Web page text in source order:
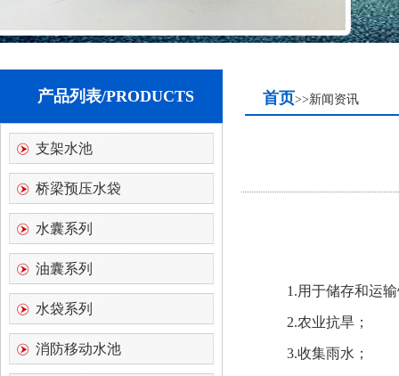
产品列表/PRODUCTS
支架水池
桥梁预压水袋
水囊系列
油囊系列
水袋系列
消防移动水池
首页>>新闻资讯
1.用于储存和运输
2.农业抗旱；
3.收集雨水；